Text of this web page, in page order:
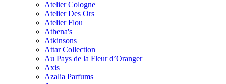
Atelier Cologne
Atelier Des Ors
Atelier Flou
Athena's
Atkinsons
Attar Collection
Au Pays de la Fleur d’Oranger
Axis
Azalia Parfums